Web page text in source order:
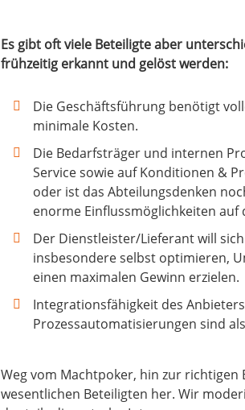
Es gibt oft viele Beteiligte aber
frühzeitig erkannt und gelöst werden:
Die Geschäftsführung benötigt
minimale Kosten.
Die Bedarfsträger und internen
Service sowie auf Konditionen &
oder ist das Abteilungsdenken
enorme Einflussmöglichkeiten auf
Der Dienstleister/Lieferant will
insbesondere selbst optimieren,
einen maximalen Gewinn erzielen.
Integrationsfähigkeit des
Prozessautomatisierungen sind
Weg vom Machtpoker, hin zur richtigen
wesentlichen Beteiligten her. Wir